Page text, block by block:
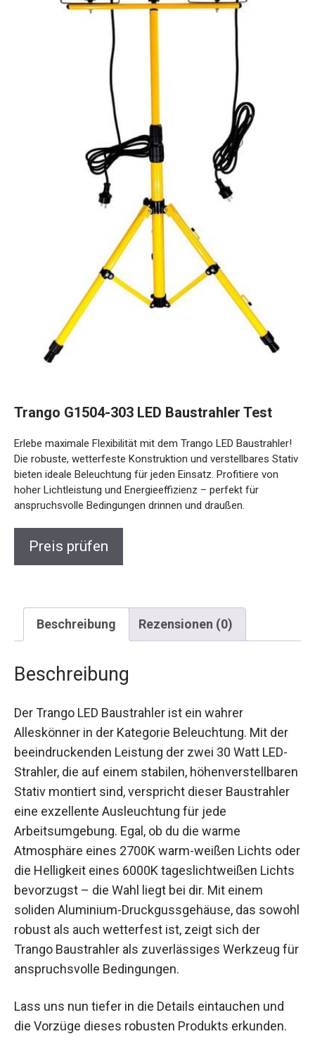
Trango G1504-303 LED Baustrahler Test
Erlebe maximale Flexibilität mit dem Trango LED Baustrahler!
Die robuste, wetterfeste Konstruktion und verstellbares Stativ
bieten ideale Beleuchtung für jeden Einsatz. Profitiere von
hoher Lichtleistung und Energieeffizienz – perfekt für
anspruchsvolle Bedingungen drinnen und draußen.
Preis prüfen
Beschreibung Rezensionen (0)
Beschreibung
Der Trango LED Baustrahler ist ein wahrer
Alleskönner in der Kategorie Beleuchtung. Mit der
beeindruckenden Leistung der zwei 30 Watt LED-
Strahler, die auf einem stabilen, höhenverstellbaren
Stativ montiert sind, verspricht dieser Baustrahler
eine exzellente Ausleuchtung für jede
Arbeitsumgebung. Egal, ob du die warme
Atmosphäre eines 2700K warm-weißen Lichts oder
die Helligkeit eines 6000K tageslichtweißen Lichts
bevorzugst – die Wahl liegt bei dir. Mit einem
soliden Aluminium-Druckgussgehäuse, das sowohl
robust als auch wetterfest ist, zeigt sich der
Trango Baustrahler als zuverlässiges Werkzeug für
anspruchsvolle Bedingungen.
Lass uns nun tiefer in die Details eintauchen und
die Vorzüge dieses robusten Produkts erkunden.